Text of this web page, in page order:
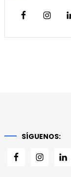
SÍGUENOS: